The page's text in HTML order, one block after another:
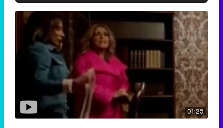
'120 Minutos' celebra sus 2.000 programas en Telemadrid con un vídeo del día a día en la redacción
Tráiler de '33 días', la nueva serie de Atresplayer con Julián Villagrán y José Manuel Poga
01:25